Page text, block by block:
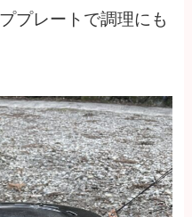
プレートで調理にも